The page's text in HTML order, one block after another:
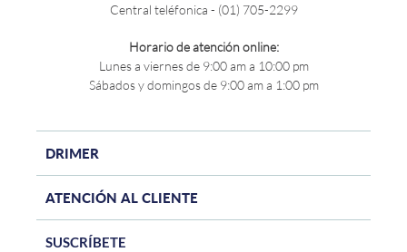
Central teléfonica - (01) 705-2299
Horario de atención online:
Lunes a viernes de 9:00 am a 10:00 pm
Sábados y domingos de 9:00 am a 1:00 pm
DRIMER
ATENCIÓN AL CLIENTE
SUSCRÍBETE